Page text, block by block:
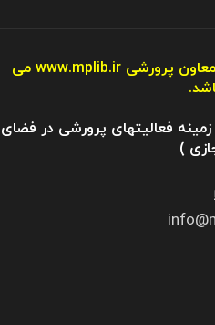
پرورشیwww.mplib.ir می
زمینه فعالیتهای پرورشی در فضای
)